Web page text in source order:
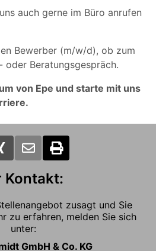
auch gerne im Büro anrufen
Bewerber (m/w/d), ob zum
oder Beratungsgespräch.
von Epe und starte mit uns
Kontakt:
zusagt und Sie
zu erfahren, melden Sie sich
unter:
GmbH & Co. KG